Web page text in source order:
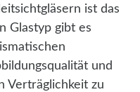
ist das
Glastyp gibt es
und
Verträglichkeit zu